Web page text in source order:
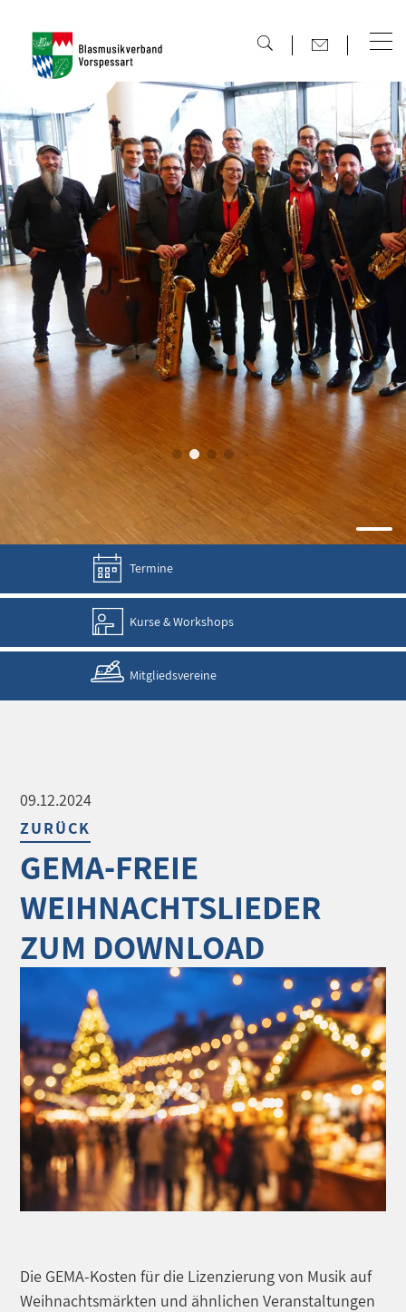
Termine
Kurse & Workshops
Mitgliedsvereine
09.12.2024
ZURÜCK
GEMA-FREIE
WEIHNACHTSLIEDER
ZUM DOWNLOAD
Die GEMA-Kosten für die Lizenzierung von Musik auf
Weihnachtsmärkten und ähnlichen Veranstaltungen